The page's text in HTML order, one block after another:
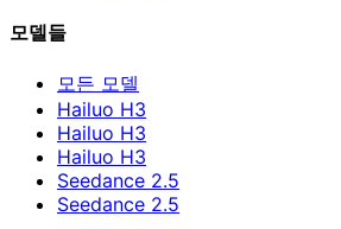
모델들
모든 모델
Hailuo H3
Hailuo H3
Hailuo H3
Seedance 2.5
Seedance 2.5